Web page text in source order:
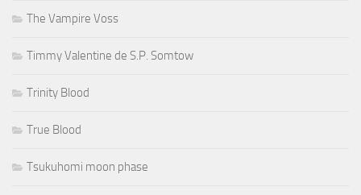
The Vampire Voss
Timmy Valentine de S.P. Somtow
Trinity Blood
True Blood
Tsukuhomi moon phase